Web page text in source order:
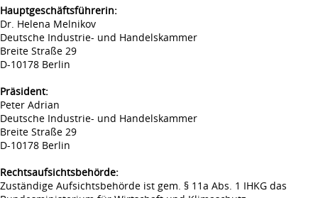
Hauptgeschäftsführerin:
Dr. Helena Melnikov
Deutsche Industrie- und Handelskammer
Breite Straße 29
D-10178 Berlin
Präsident:
Peter Adrian
Deutsche Industrie- und Handelskammer
Breite Straße 29
D-10178 Berlin
Rechtsaufsichtsbehörde:
Zuständige Aufsichtsbehörde ist gem. § 11a Abs. 1 IHKG das